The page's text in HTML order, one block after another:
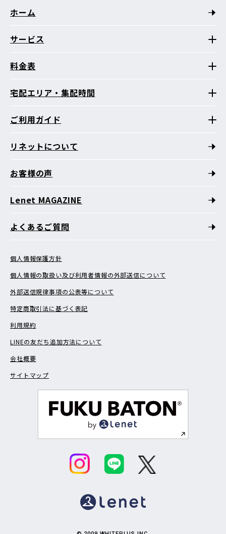
ホーム
サービス
料金表
宅配エリア・集配時間
ご利用ガイド
リネットについて
お客様の声
Lenet MAGAZINE
よくあるご質問
個人情報保護方針
個人情報の取扱い及び利用者情報の外部送信について
外部送信規律事項の公表等について
特定商取引法に基づく表記
利用規約
LINEの友だち追加方法について
会社概要
サイトマップ